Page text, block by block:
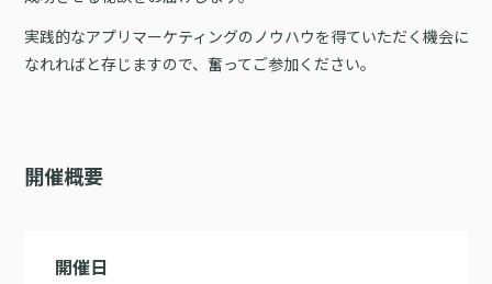
1st Party Dataを活用したコンバージョン補完で広告効果を改善
実践的なアプリマーケティングのノウハウを得ていただく機会に
なれればと存じますので、奮ってご参加ください。
開催概要
開催日